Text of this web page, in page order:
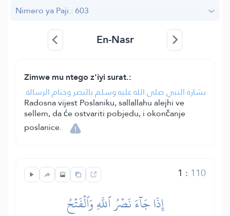
Nimero ya Paji.: 603
En-Nasr
Zimwe mu ntego z'iyi surat.:
بشارة النبي صلى الله عليه وسلم بالنصر وختام الرسالة.
Radosna vijest Poslaniku, sallallahu alejhi ve
sellem, da će ostvariti pobjedu, i okončanje
poslanice.
1 : 110
إِذَا جَآءَ نَصۡرُ ٱللَّهِ وَٱلۡفَتۡحُ